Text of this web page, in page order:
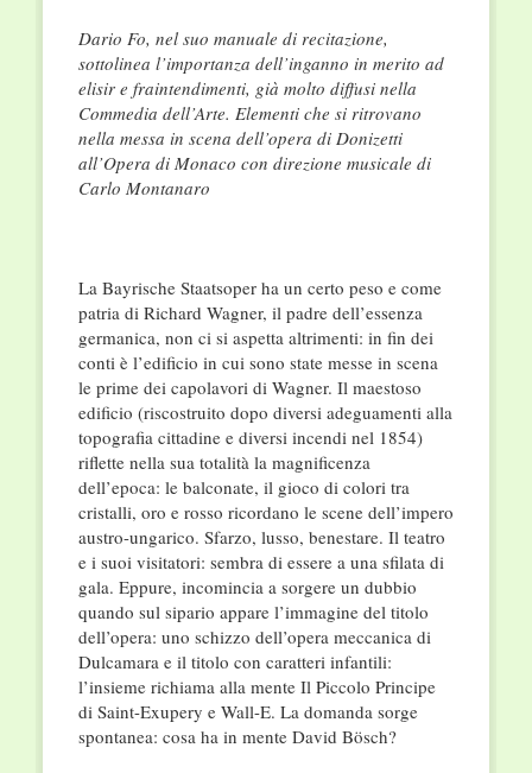
Dario Fo, nel suo manuale di recitazione,
sottolinea l’importanza dell’inganno in merito ad
elisir e fraintendimenti, già molto diffusi nella
Commedia dell’Arte. Elementi che si ritrovano
nella messa in scena dell’opera di Donizetti
all’Opera di Monaco con direzione musicale di
Carlo Montanaro
La Bayrische Staatsoper ha un certo peso e come
patria di Richard Wagner, il padre dell’essenza
germanica, non ci si aspetta altrimenti: in fin dei
conti è l’edificio in cui sono state messe in scena
le prime dei capolavori di Wagner. Il maestoso
edificio (riscostruito dopo diversi adeguamenti alla
topografia cittadine e diversi incendi nel 1854)
riflette nella sua totalità la magnificenza
dell’epoca: le balconate, il gioco di colori tra
cristalli, oro e rosso ricordano le scene dell’impero
austro-ungarico. Sfarzo, lusso, benestare. Il teatro
e i suoi visitatori: sembra di essere a una sfilata di
gala. Eppure, incomincia a sorgere un dubbio
quando sul sipario appare l’immagine del titolo
dell’opera: uno schizzo dell’opera meccanica di
Dulcamara e il titolo con caratteri infantili:
l’insieme richiama alla mente Il Piccolo Principe
di Saint-Exupery e Wall-E. La domanda sorge
spontanea: cosa ha in mente David Bösch?